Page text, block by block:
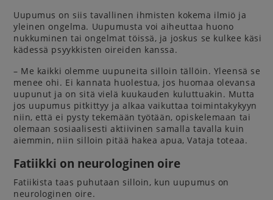
Uupumus on siis tavallinen ihmisten kokema ilmiö ja
yleinen ongelma. Uupumusta voi aiheuttaa huono
nukkuminen tai ongelmat töissä, ja joskus se kulkee käsi
kädessä psyykkisten oireiden kanssa.
– Me kaikki olemme uupuneita silloin tällöin. Yleensä se
menee ohi. Ei kannata huolestua, jos huomaa olevansa
uupunut ja on sitä vielä kuukauden kuluttuakin. Mutta
jos uupumus pitkittyy ja alkaa vaikuttaa toimintakykyyn
niin, että ei pysty tekemään työtään, opiskelemaan tai
olemaan sosiaalisesti aktiivinen samalla tavalla kuin
aiemmin, niin silloin pitää hakea apua, Vataja toteaa.
Fatiikki on neurologinen oire
Fatiikista taas puhutaan silloin, kun uupumus on
neurologinen oire.